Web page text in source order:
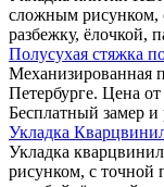
сложным рисунком,
разбежку, ёлочкой,
Полусухая стяжка
Механизированная
Петербурге. Цена
Бесплатный замер и
Укладка
Укладка
рисунком, с точной